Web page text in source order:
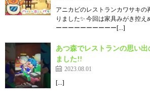
アニカビのレストランカワサキの
りました✨ 今回は家具みがき控
ーーーーーーーーーー[…]
あつ森でレストランの思い
ました!!
2023.08.01
[…]